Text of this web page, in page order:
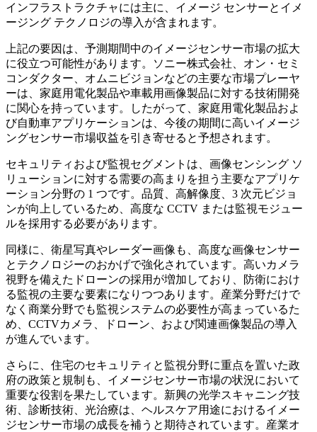
インフラストラクチャには主に、イメージ センサーとイメ
ージング テクノロジの導入が含まれます。
上記の要因は、予測期間中のイメージセンサー市場の拡大
に役立つ可能性があります。ソニー株式会社、オン・セミ
コンダクター、オムニビジョンなどの主要な市場プレーヤ
ーは、家庭用電化製品や車載用画像製品に対する技術開発
に関心を持っています。したがって、家庭用電化製品およ
び自動車アプリケーションは、今後の期間に高いイメージ
ングセンサー市場収益を引き寄せると予想されます。
セキュリティおよび監視セグメントは、画像センシング ソ
リューションに対する需要の高まりを担う主要なアプリケ
ーション分野の 1 つです。品質、高解像度、3 次元ビジョ
ンが向上しているため、高度な CCTV または監視モジュー
ルを採用する必要があります。
同様に、衛星写真やレーダー画像も、高度な画像センサー
とテクノロジーのおかげで強化されています。高いカメラ
視野を備えたドローンの採用が増加しており、防衛におけ
る監視の主要な要素になりつつあります。産業分野だけで
なく商業分野でも監視システムの必要性が高まっているた
め、CCTVカメラ、ドローン、および関連画像製品の導入
が進んでいます。
さらに、住宅のセキュリティと監視分野に重点を置いた政
府の政策と規制も、イメージセンサー市場の状況において
重要な役割を果たしています。新興の光学スキャニング技
術、診断技術、光治療は、ヘルスケア用途におけるイメー
ジセンサー市場の成長を補うと期待されています。産業オ